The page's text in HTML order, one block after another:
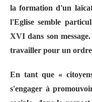
la formation d'un
l'Eglise semble
XVI dans son
travailler pour un ordre
En tant que «
s'engager à